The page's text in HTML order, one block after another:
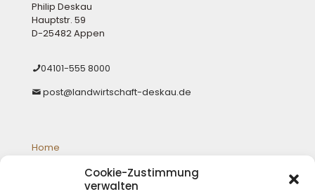
Cookie-Zustimmung
verwalten
Philip Deskau
Hauptstr. 59
D-25482 Appen
04101-555 8000
post@landwirtschaft-deskau.de
Home